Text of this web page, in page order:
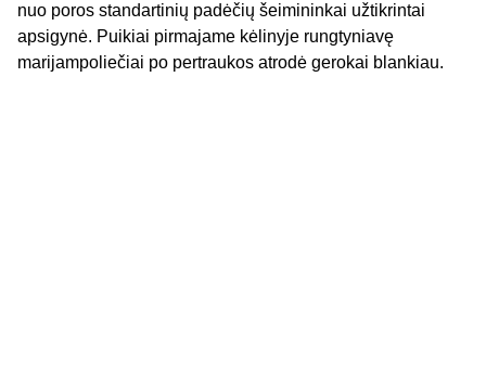
nuo poros standartinių padėčių šeimininkai užtikrintai
apsigynė. Puikiai pirmajame kėlinyje rungtyniavę
marijampoliečiai po pertraukos atrodė gerokai blankiau.